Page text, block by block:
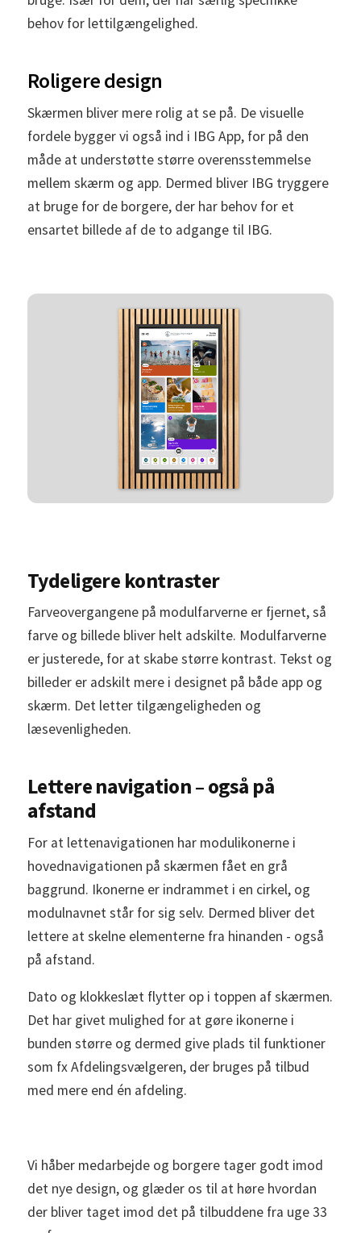
behov for lettilgængelighed.
Roligere design
Skærmen bliver mere rolig at se på. De visuelle
fordele bygger vi også ind i IBG App, for på den
måde at understøtte større overensstemmelse
mellem skærm og app. Dermed bliver IBG tryggere
at bruge for de borgere, der har behov for et
ensartet billede af de to adgange til IBG.
Tydeligere kontraster
Farveovergangene på modulfarverne er fjernet, så
farve og billede bliver helt adskilte. Modulfarverne
er justerede, for at skabe større kontrast. Tekst og
billeder er adskilt mere i designet på både app og
skærm. Det letter tilgængeligheden og
læsevenligheden.
Lettere navigation – også på
afstand
For at lettenavigationen har modulikonerne i
hovednavigationen på skærmen fået en grå
baggrund. Ikonerne er indrammet i en cirkel, og
modulnavnet står for sig selv. Dermed bliver det
lettere at skelne elementerne fra hinanden - også
på afstand.
Dato og klokkeslæt flytter op i toppen af skærmen.
Det har givet mulighed for at gøre ikonerne i
bunden større og dermed give plads til funktioner
som fx Afdelingsvælgeren, der bruges på tilbud
med mere end én afdeling.
Vi håber medarbejde og borgere tager godt imod
det nye design, og glæder os til at høre hvordan
der bliver taget imod det på tilbuddene fra uge 33